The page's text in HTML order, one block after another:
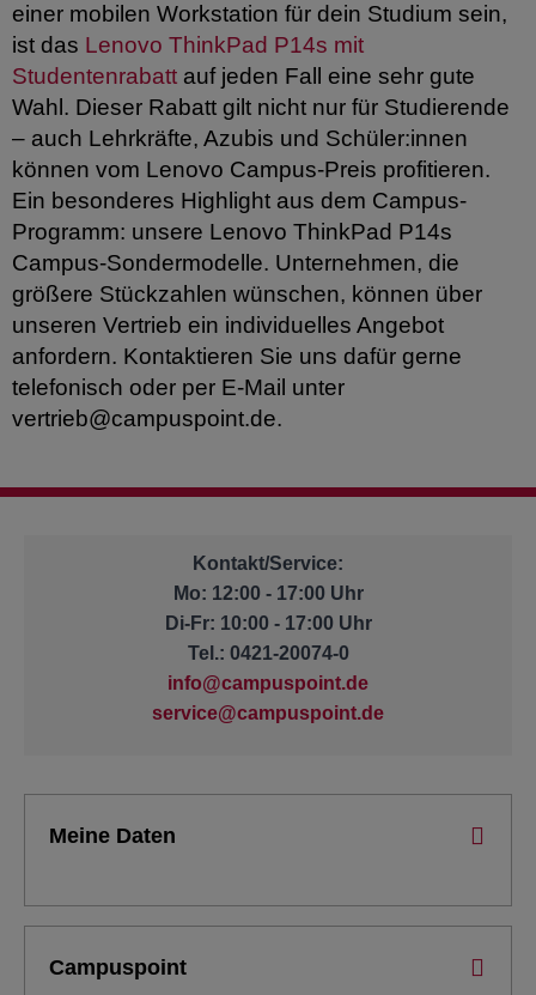
einer mobilen Workstation für dein Studium sein,
ist das Lenovo ThinkPad P14s mit
Studentenrabatt auf jeden Fall eine sehr gute
Wahl. Dieser Rabatt gilt nicht nur für Studierende
– auch Lehrkräfte, Azubis und Schüler:innen
können vom Lenovo Campus-Preis profitieren.
Ein besonderes Highlight aus dem Campus-
Programm: unsere Lenovo ThinkPad P14s
Campus-Sondermodelle. Unternehmen, die
größere Stückzahlen wünschen, können über
unseren Vertrieb ein individuelles Angebot
anfordern. Kontaktieren Sie uns dafür gerne
telefonisch oder per E-Mail unter
vertrieb@campuspoint.de.
Kontakt/Service:
Mo: 12:00 - 17:00 Uhr
Di-Fr: 10:00 - 17:00 Uhr
Tel.: 0421-20074-0
info@campuspoint.de
service@campuspoint.de
Meine Daten
Campuspoint